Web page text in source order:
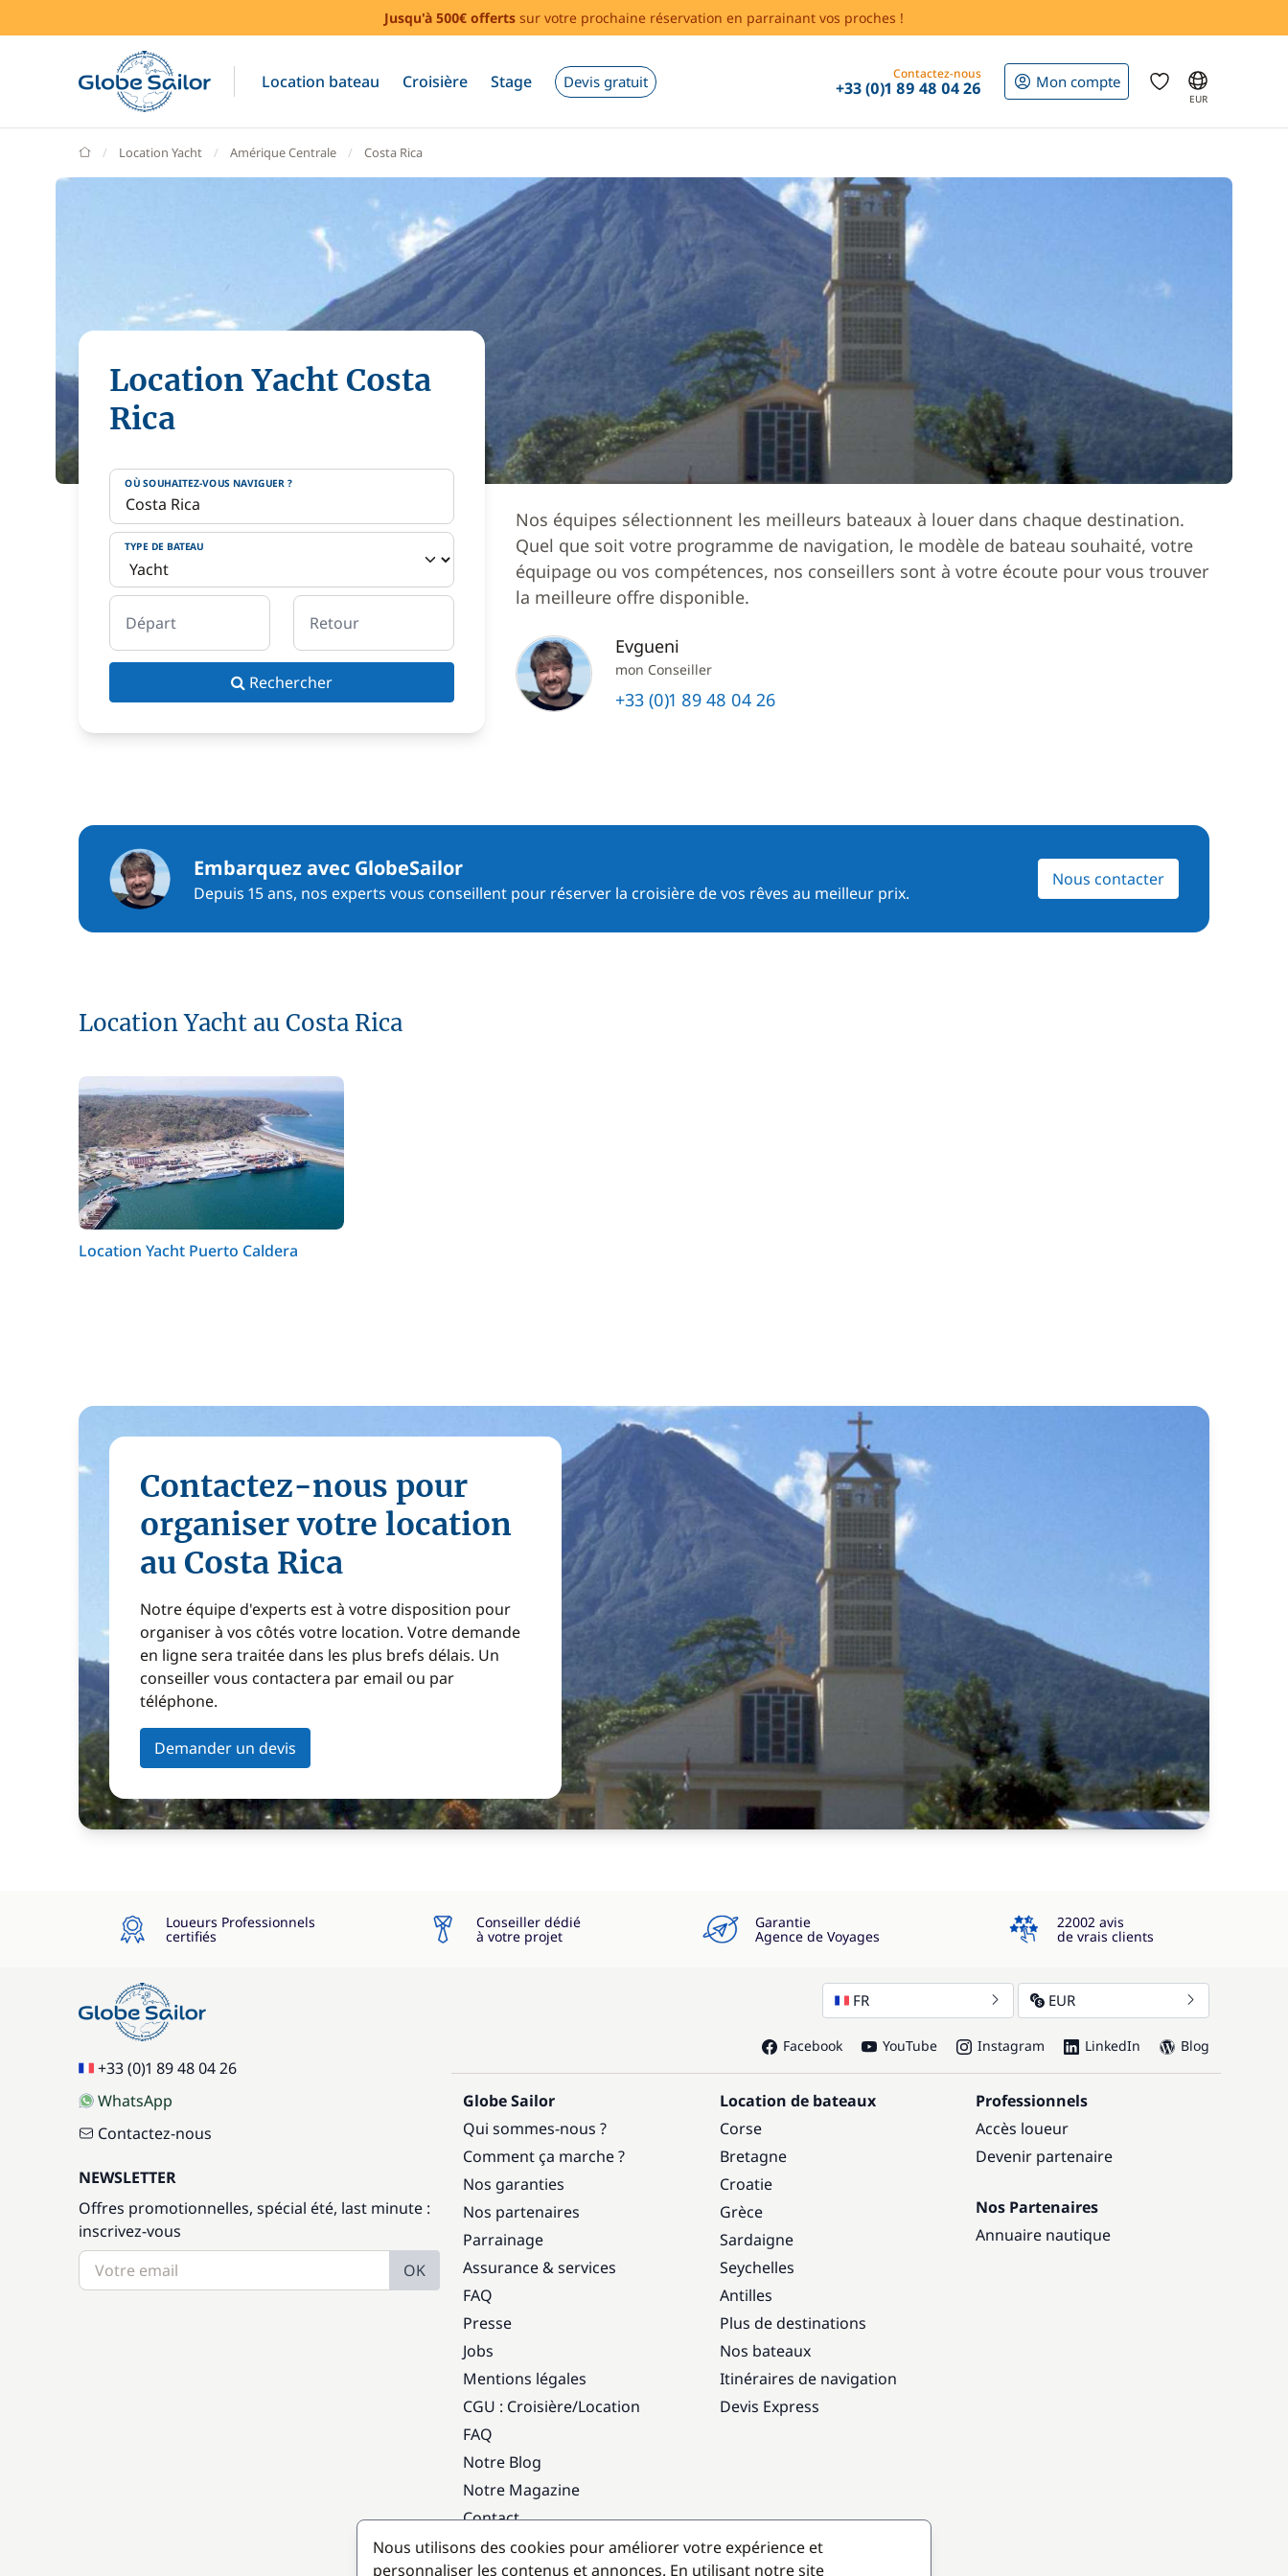
Jusqu'à 500€ offerts sur votre prochaine réservation en parrainant vos proches !
Location bateau Croisière Stage Devis gratuit Contactez-nous
+33 (0)1 89 48 04 26 Mon compte
EUR
GlobeSailor
Location Yacht Amérique Centrale Costa Rica
Location Yacht Costa
Rica
OÙ SOUHAITEZ-VOUS NAVIGUER ?
TYPE DE BATEAU
Départ Retour
Rechercher
Nos équipes sélectionnent les meilleurs bateaux à louer dans chaque destination.
Quel que soit votre programme de navigation, le modèle de bateau souhaité, votre
équipage ou vos compétences, nos conseillers sont à votre écoute pour vous trouver
la meilleure offre disponible.
Evgueni
mon Conseiller
+33 (0)1 89 48 04 26
Embarquez avec GlobeSailor
Depuis 15 ans, nos experts vous conseillent pour réserver la croisière de vos rêves au meilleur prix.
Nous contacter
Location Yacht au Costa Rica
Location Yacht Puerto Caldera
Contactez-nous pour
organiser votre location
au Costa Rica
Notre équipe d'experts est à votre disposition pour
organiser à vos côtés votre location. Votre demande
en ligne sera traitée dans les plus brefs délais. Un
conseiller vous contactera par email ou par
téléphone.
Demander un devis
Loueurs Professionnels
certifiés
Conseiller dédié
à votre projet
Garantie
Agence de Voyages
4.3
22002 avis
de vrais clients
+33 (0)1 89 48 04 26
WhatsApp
Contactez-nous
NEWSLETTER
Offres promotionnelles, spécial été, last minute :
inscrivez-vous
OK
FR EUR
Facebook YouTube Instagram LinkedIn Blog
Globe Sailor
Qui sommes-nous ?
Comment ça marche ?
Nos garanties
Nos partenaires
Parrainage
Assurance & services
FAQ
Presse
Jobs
Mentions légales
CGU : Croisière/Location
FAQ
Notre Blog
Notre Magazine
Contact
Location de bateaux
Corse
Bretagne
Croatie
Grèce
Sardaigne
Seychelles
Antilles
Plus de destinations
Nos bateaux
Itinéraires de navigation
Devis Express
Professionnels
Accès loueur
Devenir partenaire
Nos Partenaires
Annuaire nautique
Destinations populaires
Nous utilisons des cookies pour améliorer votre expérience et
personnaliser les contenus et annonces. En utilisant notre site